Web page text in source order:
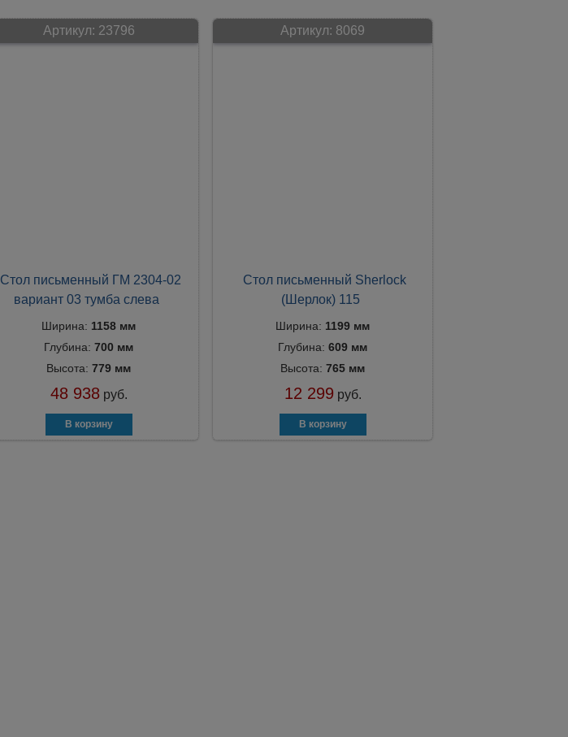
Артикул: 23796
Стол письменный ГМ 2304-02
вариант 03 тумба слева
Ширина: 1158 мм
Глубина: 700 мм
Высота: 779 мм
48 938 руб.
Артикул: 8069
Стол письменный Sherlock
(Шерлок) 115
Ширина: 1199 мм
Глубина: 609 мм
Высота: 765 мм
12 299 руб.